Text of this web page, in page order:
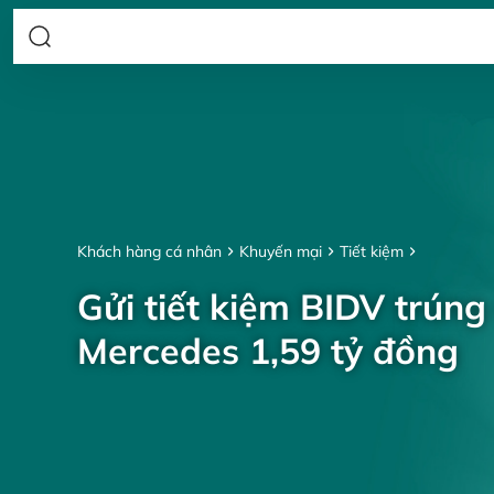
Khách hàng cá nhân Khuyến mại Tiết kiệm
Gửi tiết kiệm BIDV
Mercedes 1,59 tỷ đồng